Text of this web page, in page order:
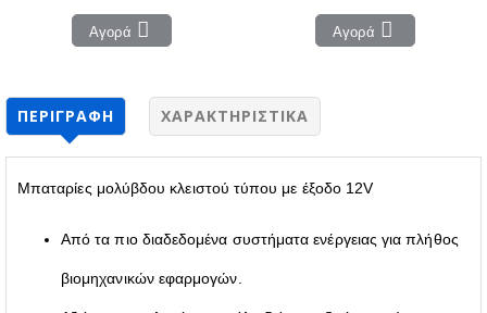
Αγορά Αγορά
ΠΕΡΙΓΡΑΦΉ ΧΑΡΑΚΤΗΡΙΣΤΙΚΆ
Μπαταρίες μολύβδου κλειστού τύπου με έξοδο 12V
Από τα πιο διαδεδομένα συστήματα ενέργειας για πλήθος
βιομηχανικών εφαρμογών.